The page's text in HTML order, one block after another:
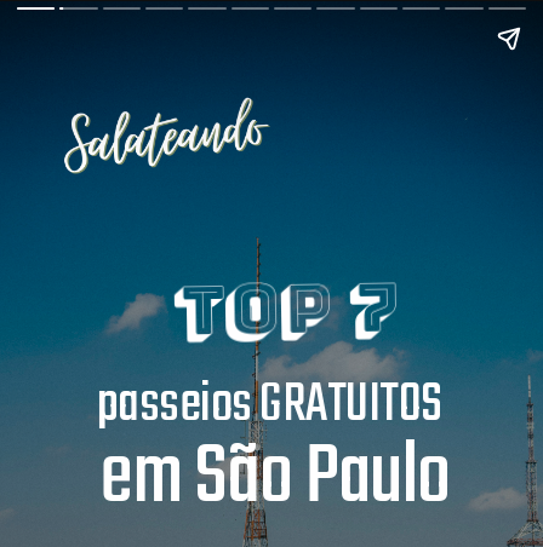
em São Paulo
Top 7
passeios GRATUITOS